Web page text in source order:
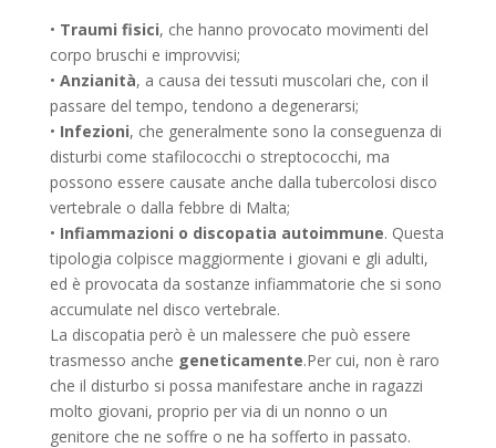
• Traumi fisici, che hanno provocato movimenti del
corpo bruschi e improvvisi;
• Anzianità, a causa dei tessuti muscolari che, con il
passare del tempo, tendono a degenerarsi;
• Infezioni, che generalmente sono la conseguenza di
disturbi come stafilococchi o streptococchi, ma
possono essere causate anche dalla tubercolosi disco
vertebrale o dalla febbre di Malta;
• Infiammazioni o discopatia autoimmune. Questa
tipologia colpisce maggiormente i giovani e gli adulti,
ed è provocata da sostanze infiammatorie che si sono
accumulate nel disco vertebrale.
La discopatia però è un malessere che può essere
trasmesso anche geneticamente.Per cui, non è raro
che il disturbo si possa manifestare anche in ragazzi
molto giovani, proprio per via di un nonno o un
genitore che ne soffre o ne ha sofferto in passato.